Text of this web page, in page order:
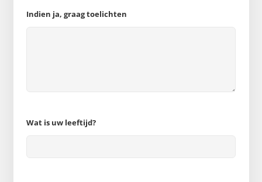
Indien ja, graag toelichten
Wat is uw leeftijd?